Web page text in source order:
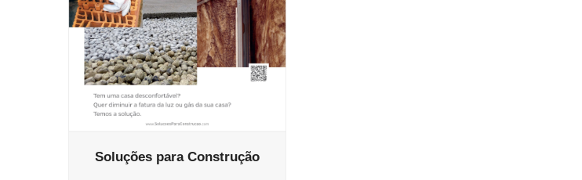
Soluções para Construção